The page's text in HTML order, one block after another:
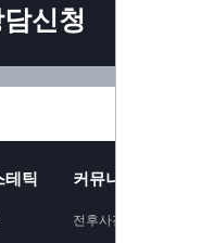
신청
테틱 커뮤니티
전후사진